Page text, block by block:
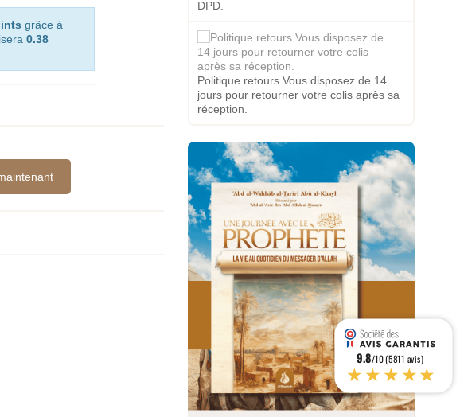
grâce à
0.38
DPD.
Politique retours Vous disposez de 14
jours pour retourner votre colis après sa
réception.
9.8/10 (5811 avis)
★★★★★